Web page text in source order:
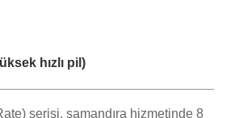
hızlı pil)
serisi, şamandıra hizmetinde 8